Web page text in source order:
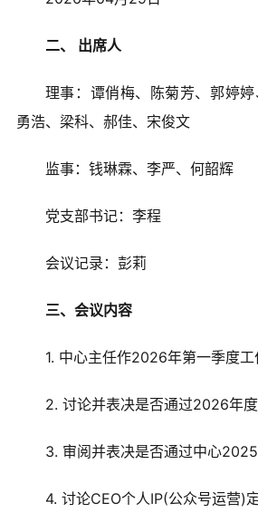
二、 出席人
理事：谭俏梅、陈菊芳、郭婷
勇浩、梁科、郝佳、宋俊文
监事：钱琳霖、李严、何韶辉
党支部书记：李程
会议记录：彭莉
三、会议内容
1. 中心主任作2026年第一季度工
2. 讨论并表决是否通过2026年
3. 审阅并表决是否通过中心
4. 讨论CEO个人IP(公众号运营)